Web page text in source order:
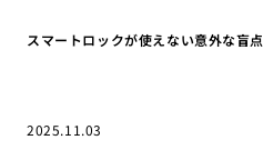
スマートロックが使えない意外な盲点
2025.11.03